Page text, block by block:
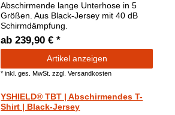
Abschirmende lange Unterhose in 5
Größen. Aus Black-Jersey mit 40 dB
Schirmdämpfung.
ab 239,90 € *
Artikel anzeigen
*inkl. ges. MwSt. zzgl.Versandkosten
YSHIELD® TBT | Abschirmendes T-
Shirt | Black-Jersey